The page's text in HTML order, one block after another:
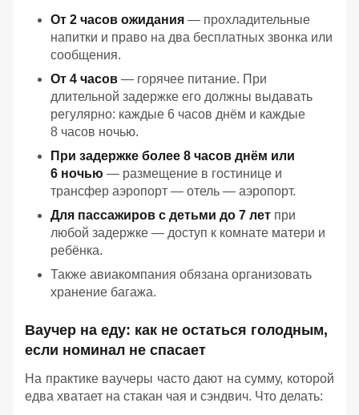
От 2 часов ожидания — прохладительные
напитки и право на два бесплатных звонка или
сообщения.
От 4 часов — горячее питание. При
длительной задержке его должны выдавать
регулярно: каждые 6 часов днём и каждые
8 часов ночью.
При задержке более 8 часов днём или
6 ночью — размещение в гостинице и
трансфер аэропорт — отель — аэропорт.
Для пассажиров с детьми до 7 лет при
любой задержке — доступ к комнате матери и
ребёнка.
Также авиакомпания обязана организовать
хранение багажа.
Ваучер на еду: как не остаться голодным,
если номинал не спасает
На практике ваучеры часто дают на сумму, которой
едва хватает на стакан чая и сэндвич. Что делать: